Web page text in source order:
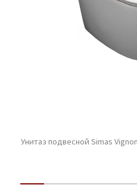
Унитаз подвесной Simas